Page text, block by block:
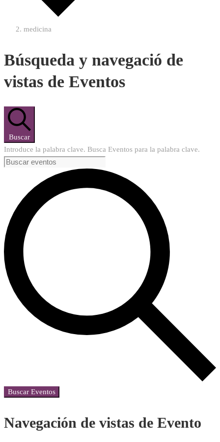
medicina
Búsqueda y navegació de
vistas de Eventos
Buscar
Introduce la palabra clave. Busca Eventos para la palabra clave.
Buscar Eventos
Navegación de vistas de Evento